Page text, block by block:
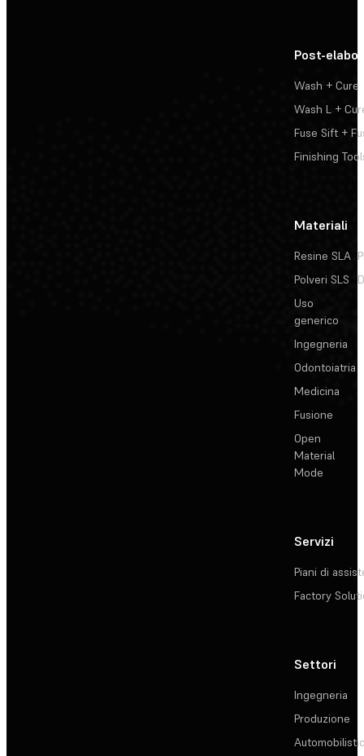
Post-
Wash + Cure
Wash L +
Fuse Sift +
Finishing
Materiali
Resine SLA
Polveri SLS
Uso
generico
Ingegneria
Odontoiatria
Medicina
Fusione
Open
Material
Mode
Servizi
Piani di
Factory
Settori
Ingegneria
Produzione